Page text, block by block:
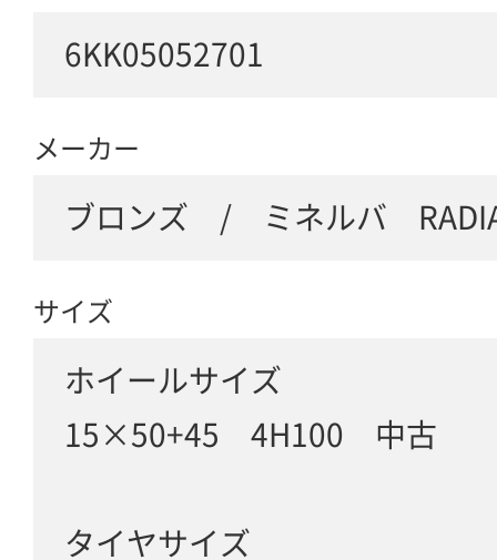
6KK05052701
メーカー
ブロンズ / ミネルバ
サイズ
ホイールサイズ
15×50+45 4H100 中古
タイヤサイズ